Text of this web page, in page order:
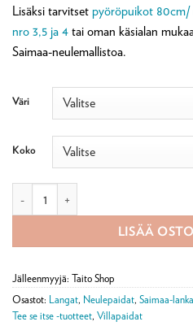
Lisäksi tarvitset pyöröpuikot 80cm/
nro 3,5 ja 4 tai oman käsialan
Saimaa-neulemallistoa.
Väri
Koko
LISÄÄ
Jälleenmyyjä: Taito Shop
Osastot: Langat, Neulepaidat, Saimaa-lanka
Tee se itse -tuotteet, Villapaidat